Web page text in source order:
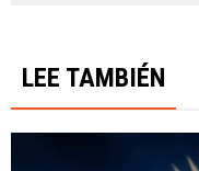
LEE TAMBIÉN